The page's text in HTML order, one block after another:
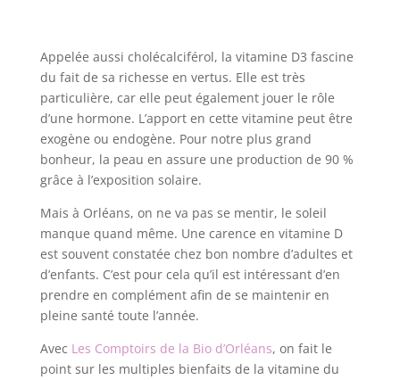
Appelée aussi cholécalciférol, la vitamine D3 fascine
du fait de sa richesse en vertus. Elle est très
particulière, car elle peut également jouer le rôle
d’une hormone. L’apport en cette vitamine peut être
exogène ou endogène. Pour notre plus grand
bonheur, la peau en assure une production de 90 %
grâce à l’exposition solaire.
Mais à Orléans, on ne va pas se mentir, le soleil
manque quand même. Une carence en vitamine D
est souvent constatée chez bon nombre d’adultes et
d’enfants. C’est pour cela qu’il est intéressant d’en
prendre en complément afin de se maintenir en
pleine santé toute l’année.
Avec Les Comptoirs de la Bio d’Orléans, on fait le
point sur les multiples bienfaits de la vitamine du